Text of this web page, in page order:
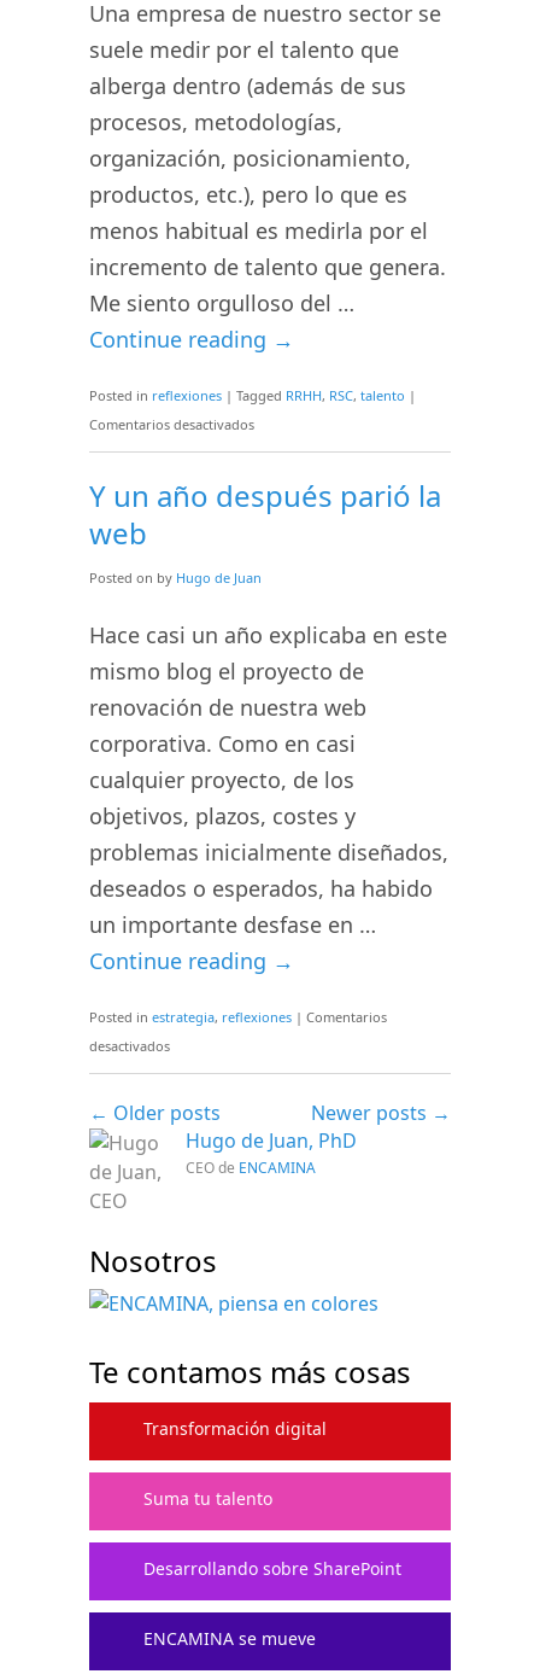
Una empresa de nuestro sector se
suele medir por el talento que
alberga dentro (además de sus
procesos, metodologías,
organización, posicionamiento,
productos, etc.), pero lo que es
menos habitual es medirla por el
incremento de talento que genera.
Me siento orgulloso del …
Continue reading →
Posted in reflexiones | Tagged RRHH, RSC, talento |
Comentarios desactivadosen
Aportar
al
remunera,
nos
enriquece
de
alguna
Y un año después parió la
web
Posted on by Hugo de Juan
Hace casi un año explicaba en este
mismo blog el proyecto de
renovación de nuestra web
corporativa. Como en casi
cualquier proyecto, de los
objetivos, plazos, costes y
problemas inicialmente diseñados,
deseados o esperados, ha habido
un importante desfase en …
Continue reading →
Posted in estrategia, reflexiones | Comentarios
desactivadosen
Y
año
después
← Older posts Newer posts →
Hugo de Juan, PhD
CEO de ENCAMINA
Nosotros
Te contamos más cosas
Transformación digital
Suma tu talento
Desarrollando sobre SharePoint
ENCAMINA se mueve